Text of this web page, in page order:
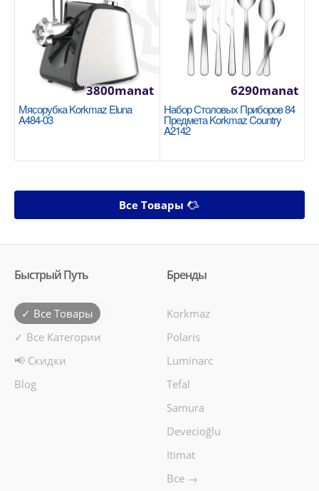
Мясорубка Korkmaz Eluna
A484-03
3800manat
Набор Столовых Приборов 84
Предмета Korkmaz Country
A2142
6290manat
Все Товары
Быстрый Путь
✓ Все Товары
✓ Все Категории
📢 Скидки
Blog
Бренды
Korkmaz
Polaris
Luminarc
Tefal
Samura
Devecioğlu
Itimat
Все →